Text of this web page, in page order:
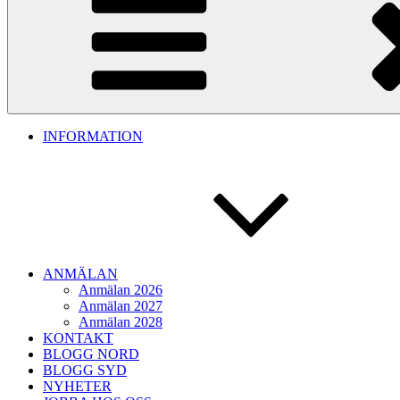
INFORMATION
ANMÄLAN
Anmälan 2026
Anmälan 2027
Anmälan 2028
KONTAKT
BLOGG NORD
BLOGG SYD
NYHETER